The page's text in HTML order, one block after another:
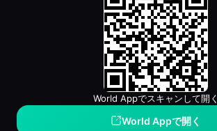
World Appでスキャンして開く
World Appで開く